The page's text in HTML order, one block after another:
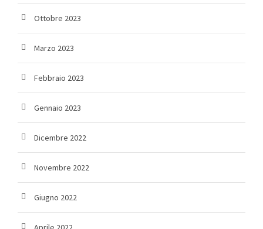
Ottobre 2023
Marzo 2023
Febbraio 2023
Gennaio 2023
Dicembre 2022
Novembre 2022
Giugno 2022